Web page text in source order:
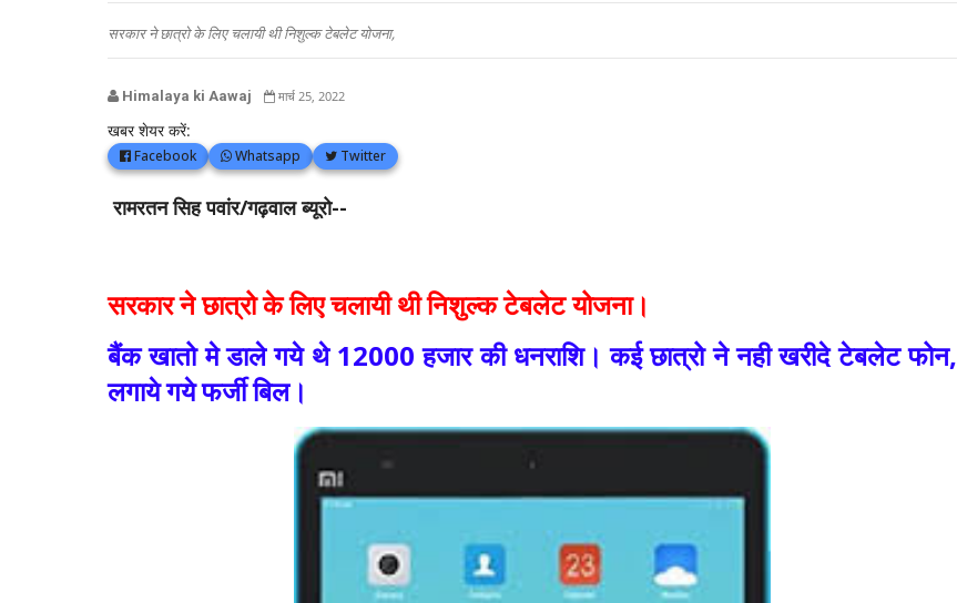
सरकार ने छात्रो के लिए चलायी थी निशुल्क टेबलेट योजना,
Himalaya ki Aawaj मार्च 25, 2022
खबर शेयर करें:
Facebook Whatsapp Twitter
रामरतन सिह पवांर/गढ़वाल ब्यूरो--
सरकार ने छात्रो के लिए चलायी थी निशुल्क टेबलेट योजना।
बैंक खातो मे डाले गये थे 12000 हजार की धनराशि।कई छात्रो ने नही खरीदे टेबलेट फोन,
लगाये गये फर्जी बिल।